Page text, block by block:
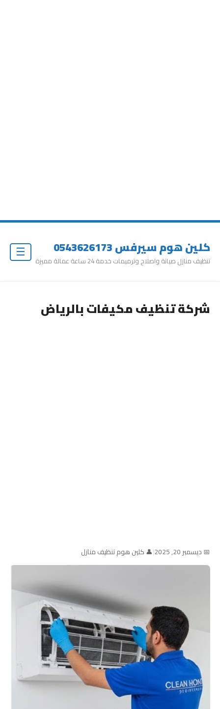
كلين هوم سيرفس 0543626173
تنظيف منازل صيانة واصلاح وترميمات خدمة 24 ساعة عمالة مميزة
شركة تنظيف مكيفات بالرياض
📅 ديسمبر 20, 2025 |👤 كلين هوم تنظيف منازل